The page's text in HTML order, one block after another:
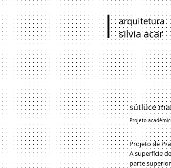
arquitetura
silvia acar
sütlüce
Projeto
Projeto de
A superfície
parte superior